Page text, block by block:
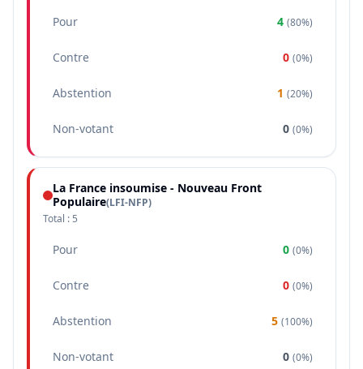
Pour 4 (80%)
Contre 0 (0%)
Abstention 1 (20%)
Non-votant 0 (0%)
La France insoumise - Nouveau Front
Populaire(LFI-NFP)
Total : 5
Pour 0 (0%)
Contre 0 (0%)
Abstention 5 (100%)
Non-votant 0 (0%)